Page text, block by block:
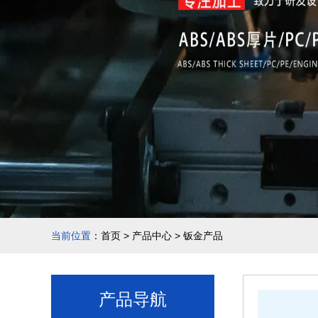
当前位置 ： 首页 > 产品中心 > 钣金产品
产品导航